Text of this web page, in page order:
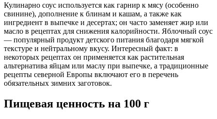
Кулинарно соус используется как гарнир к мясу (особенно
свинине), дополнение к блинам и кашам, а также как
ингредиент в выпечке и десертах; он часто заменяет жир или
масло в рецептах для снижения калорийности. Яблочный соус
— популярный продукт детского питания благодаря мягкой
текстуре и нейтральному вкусу. Интересный факт: в
некоторых рецептах он применяется как растительная
альтернатива яйцам или маслу при выпечке, а традиционные
рецепты северной Европы включают его в перечень
обязательных зимних заготовок.
Пищевая ценность на 100 г